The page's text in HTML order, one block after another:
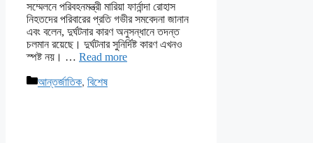
সম্মেলনে পরিবহনমন্ত্রী মারিয়া ফার্নান্দা রোহাস
নিহতদের পরিবারের প্রতি গভীর সমবেদনা জানান
এবং বলেন, দুর্ঘটনার কারণ অনুসন্ধানে তদন্ত
চলমান রয়েছে। দুর্ঘটনার সুনির্দিষ্ট কারণ এখনও
স্পষ্ট নয়। … Read more
Categories
আন্তর্জাতিক, বিশেষ